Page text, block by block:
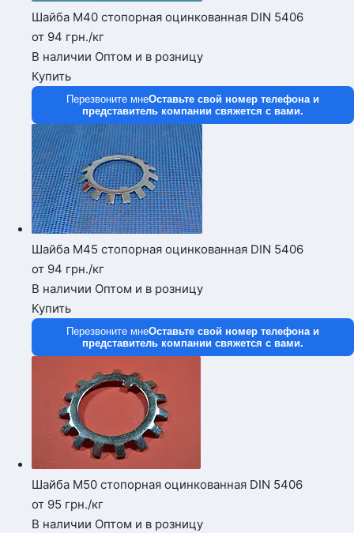
Шайба М40 стопорная оцинкованная DIN 5406
от 94 грн./кг
В наличии Оптом и в розницу
Купить
Перезвоните мнеОставьте свой номер телефона и
представитель компании свяжется с вами.
Шайба М45 стопорная оцинкованная DIN 5406
от 94 грн./кг
В наличии Оптом и в розницу
Купить
Перезвоните мнеОставьте свой номер телефона и
представитель компании свяжется с вами.
Шайба М50 стопорная оцинкованная DIN 5406
от 95 грн./кг
В наличии Оптом и в розницу